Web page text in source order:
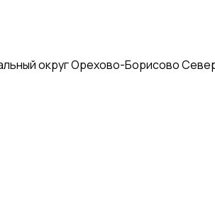
округ Орехово-Борисово